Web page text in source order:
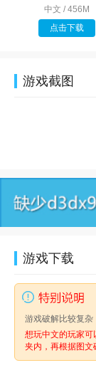
中文 / 456M
点击下载
游戏截图
游戏下载
游戏破解比较复
想玩中文的玩家可
夹内，再根据图文